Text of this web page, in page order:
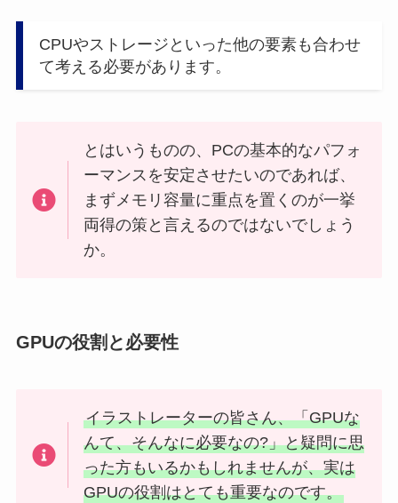
CPUやストレージといった他の要素も合わせ
て考える必要があります。
とはいうものの、PCの基本的なパフォ
ーマンスを安定させたいのであれば、
まずメモリ容量に重点を置くのが一挙
両得の策と言えるのではないでしょう
か。
GPUの役割と必要性
イラストレーターの皆さん、「GPUな
んて、そんなに必要なの?」と疑問に思
った方もいるかもしれませんが、実は
GPUの役割はとても重要なのです。